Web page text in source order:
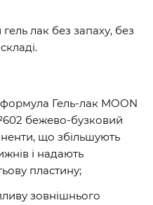
лак без запаху, без
формула Гель-лак MOON
бежево-бузковий
що збільшують
і надають
пластину;
зовнішнього